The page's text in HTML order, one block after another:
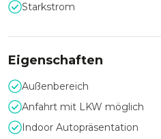
Starkstrom
Eigenschaften
Außenbereich
Anfahrt mit LKW möglich
Indoor Autopräsentation